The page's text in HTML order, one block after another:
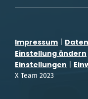
Impressum
Einstellung ändern
Einstellungen
X Team 2023